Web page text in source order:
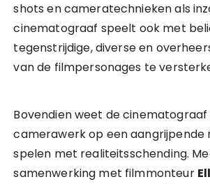
shots en cameratechnieken als
cinematograaf speelt ook met
tegenstrijdige, diverse en
van de filmpersonages te
Bovendien weet de cinematograaf
camerawerk op een aangrijpende
spelen met realiteitsschending.
samenwerking met filmmonteur